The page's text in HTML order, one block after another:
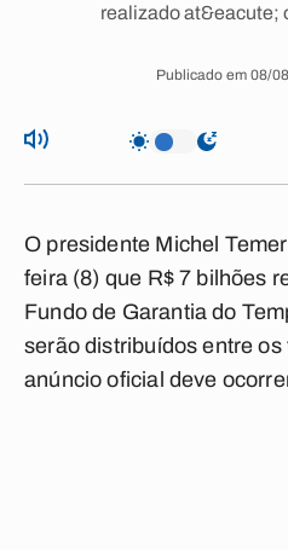
realizado at&eacute;
Publicado em 08/
O presidente Michel
feira (8) que R$ 7 bilhões
Fundo de Garantia do
serão distribuídos entre
anúncio oficial deve